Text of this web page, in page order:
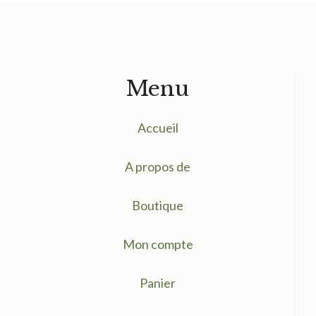
Menu
Accueil
A propos de
Boutique
Mon compte
Panier